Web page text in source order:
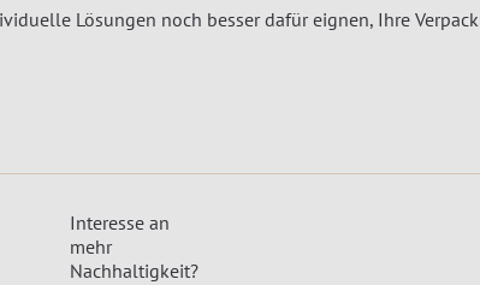
Lösungen noch besser dafür eignen, Ihre
Interesse an
mehr
Nachhaltigkeit?